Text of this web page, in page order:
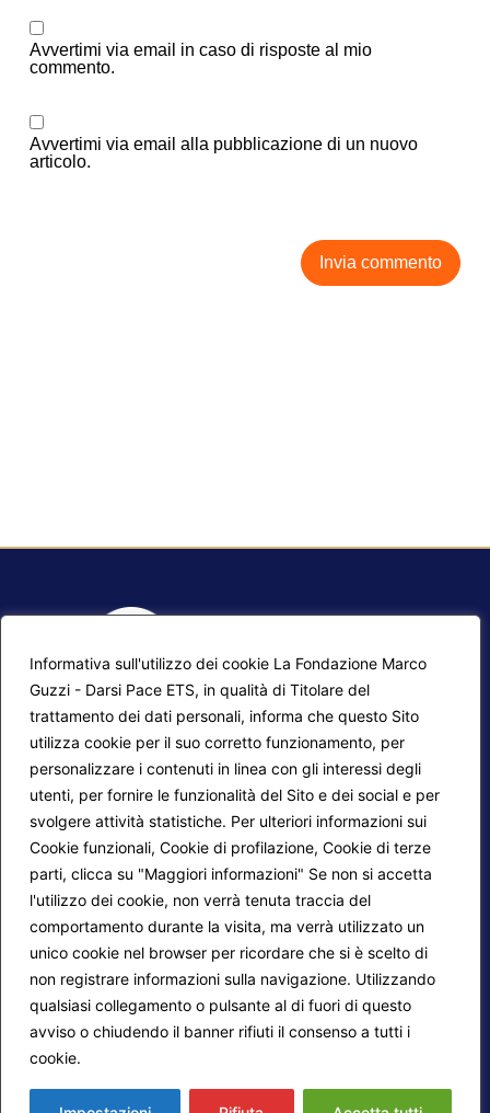
Informativa sull'utilizzo dei cookie La Fondazione Marco
Guzzi - Darsi Pace ETS, in qualità di Titolare del
trattamento dei dati personali, informa che questo Sito
utilizza cookie per il suo corretto funzionamento, per
personalizzare i contenuti in linea con gli interessi degli
utenti, per fornire le funzionalità del Sito e dei social e per
svolgere attività statistiche. Per ulteriori informazioni sui
Cookie funzionali, Cookie di profilazione, Cookie di terze
parti, clicca su "Maggiori informazioni" Se non si accetta
l'utilizzo dei cookie, non verrà tenuta traccia del
comportamento durante la visita, ma verrà utilizzato un
unico cookie nel browser per ricordare che si è scelto di
non registrare informazioni sulla navigazione. Utilizzando
qualsiasi collegamento o pulsante al di fuori di questo
avviso o chiudendo il banner rifiuti il consenso a tutti i
cookie.
Avvertimi via email in caso di risposte al mio
commento.
Avvertimi via email alla pubblicazione di un nuovo
articolo.
Mappa del sito
Progetti Darsi Pace
Login redattori
Calendario corsi
Privacy Policy
Cookie Policy
Seguici su:
© 2026
. Tutti i diritti sono riservati.